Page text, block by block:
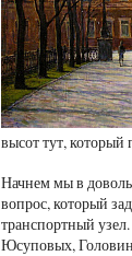
высот тут, который
Начнем мы в
вопрос, который
транспортный
Юсуповых,